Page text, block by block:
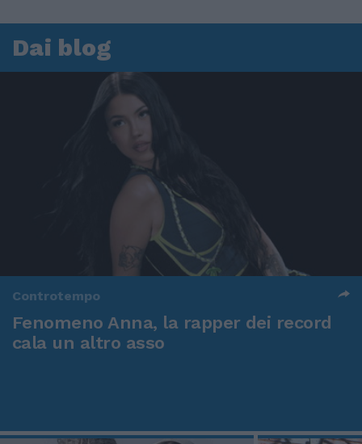
Dai blog
Controtempo
Fenomeno Anna, la rapper dei record
cala un altro asso